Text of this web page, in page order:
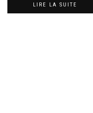
LIRE LA SUITE